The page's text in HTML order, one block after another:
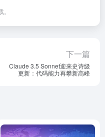
下一篇
Claude 3.5 Sonnet迎来史诗级
更新：代码能力再攀新高峰